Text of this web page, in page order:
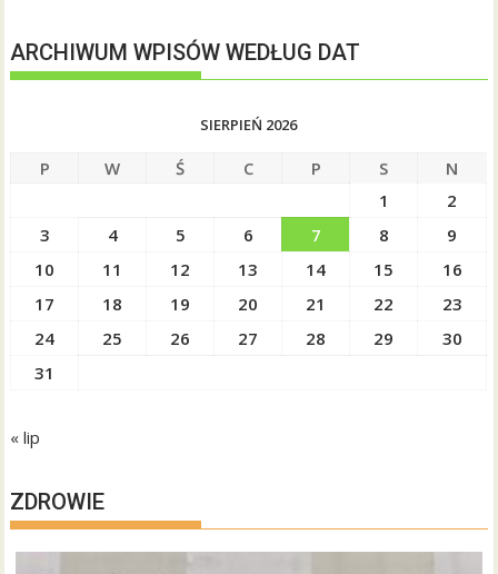
ARCHIWUM WPISÓW WEDŁUG DAT
SIERPIEŃ 2026
P W Ś C P S
N
1
2
3
4 5 6 7 8
9
10
11 12 13 14 15
16
17
18 19 20 21 22
23
24
25 26 27 28 29
30
31
« lip
ZDROWIE